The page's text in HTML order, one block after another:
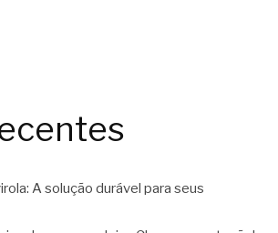
A solução durável para seus